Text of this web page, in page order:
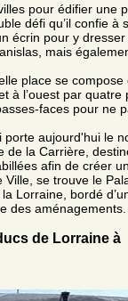
pour édifier une
défi qu’il confie à
écrin pour y dresser
mais
place se compose
à l’ouest par quatre
faces pour ne
aujourd'hui le
de la Carrière,
afin de créer
Ville, se trouve le
Lorraine, bordé
des aménagements.
de Lorraine à